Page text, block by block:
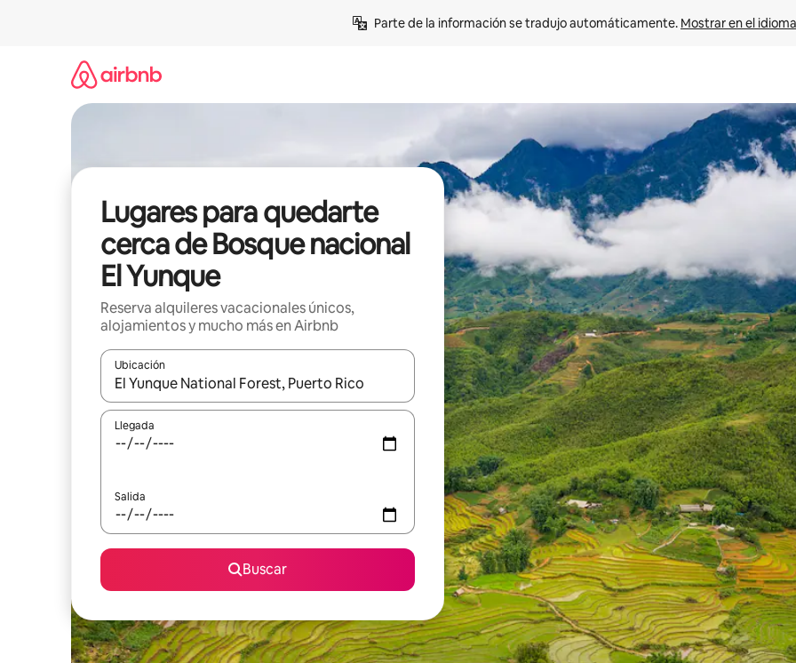
Parte de la información se tradujo automáticamente. Mostrar en el
Lugares para quedarte
cerca de Bosque nacional
El Yunque
Reserva alquileres vacacionales únicos,
alojamientos y mucho más en Airbnb
Ubicación
Cuando los resultados estén disponibles, navega con las teclas de flecha hacia arriba y hacia abajo o explora con el
Llegada
Salida
Buscar